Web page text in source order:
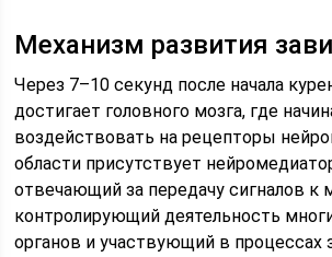
Механизм развития
Через 7–10 секунд после начала
достигает головного мозга, где
воздействовать на рецепторы
области присутствует
отвечающий за передачу сигналов
контролирующий деятельность
органов и участвующий в процессах